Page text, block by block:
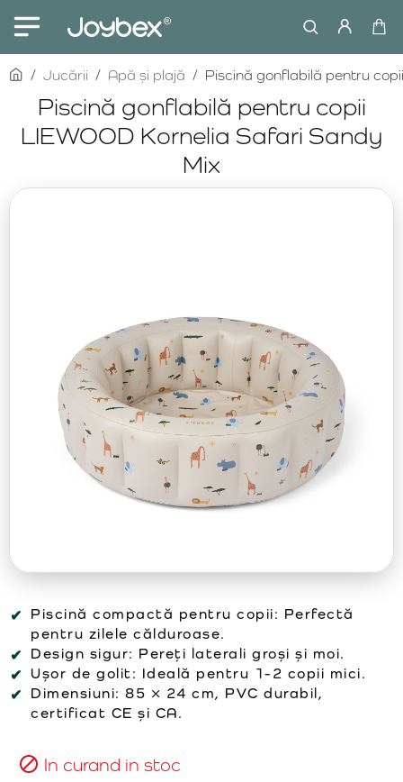
Piscină gonflabilă pentru copii
LIEWOOD Kornelia Safari Sandy
Mix
homeJucării Apă și plajă Piscină gonflabilă pentru
Piscină compactă pentru copii: Perfectă
pentru zilele călduroase.
Design sigur: Pereți laterali groși și moi.
Ușor de golit: Ideală pentru 1-2 copii mici.
Dimensiuni: 85 × 24 cm, PVC durabil,
certificat CE și CA.
In curand in stoc